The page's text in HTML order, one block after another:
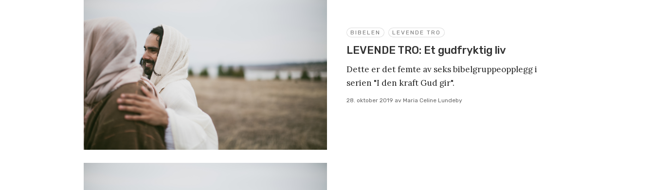
BIBELEN LEVENDE TRO
LEVENDE TRO: Et gudfryktig liv
Dette er det femte av seks bibelgruppeopplegg i
serien "I den kraft Gud gir".
28. oktober 2019 av Maria Celine Lundeby